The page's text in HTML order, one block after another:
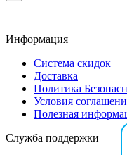
Информация
Система скидок
Доставка
Политика
Условия
Полезная
Служба поддержки